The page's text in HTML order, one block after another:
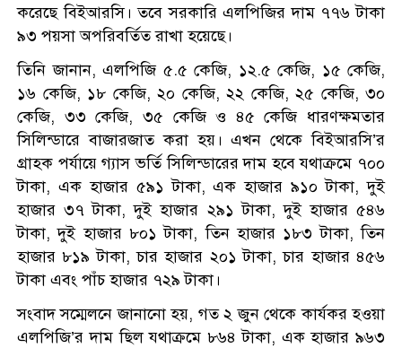
করেছে বিইআরসি। তবে সরকারি এলপিজির দাম ৭৭৬ টাকা
৯৩ পয়সা অপরিবর্তিত রাখা হয়েছে।
তিনি জানান, এলপিজি ৫.৫ কেজি, ১২.৫ কেজি, ১৫ কেজি,
১৬ কেজি, ১৮ কেজি, ২০ কেজি, ২২ কেজি, ২৫ কেজি, ৩০
কেজি, ৩৩ কেজি, ৩৫ কেজি ও ৪৫ কেজি ধারণক্ষমতার
সিলিন্ডারে বাজারজাত করা হয়। এখন থেকে বিইআরসি’র
গ্রাহক পর্যায়ে গ্যাস ভর্তি সিলিন্ডারের দাম হবে যথাক্রমে ৭০০
টাকা, এক হাজার ৫৯১ টাকা, এক হাজার ৯১০ টাকা, দুই
হাজার ৩৭ টাকা, দুই হাজার ২৯১ টাকা, দুই হাজার ৫৪৬
টাকা, দুই হাজার ৮০১ টাকা, তিন হাজার ১৮৩ টাকা, তিন
হাজার ৮১৯ টাকা, চার হাজার ২০১ টাকা, চার হাজার ৪৫৬
টাকা এবং পাঁচ হাজার ৭২৯ টাকা।
সংবাদ সম্মেলনে জানানো হয়, গত ২ জুন থেকে কার্যকর হওয়া
এলপিজি’র দাম ছিল যথাক্রমে ৮৬৪ টাকা, এক হাজার ৯৬৩